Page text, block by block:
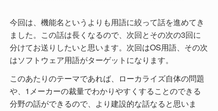
今回は、機能名というよりも用語に絞って話を進めてき
ました。この話は長くなるので、次回とその次の3回に
分けてお送りしたいと思います。次回はOS用語、その次
はソフトウェア用語がターゲットになります。
このあたりのテーマであれば、ローカライズ自体の問題
や、1メーカーの裁量でわかりやすくすることのできる
分野の話ができるので、より建設的な話なると思いま